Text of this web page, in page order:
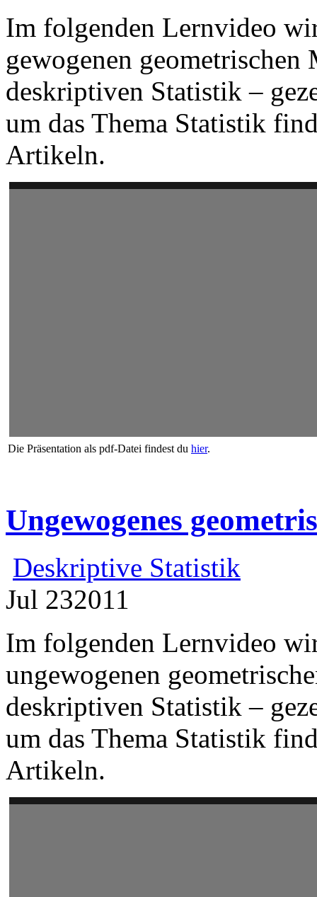
Im folgenden Lernvideo
gewogenen
deskriptiven Statistik –
um das Thema Statistik
Artikeln.
Die Präsentation als pdf-Datei findest du hier.
Ungewogenes
Deskriptive Statistik
Jul 232011
Im folgenden Lernvideo
ungewogenen
deskriptiven Statistik –
um das Thema Statistik
Artikeln.